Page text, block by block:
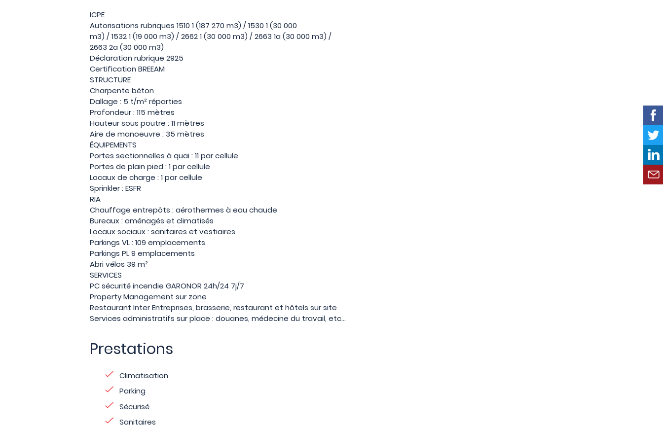
ICPE
Autorisations rubriques 1510 1 (187 270 m3) / 1530 1 (30 000
m3) / 1532 1 (19 000 m3) / 2662 1 (30 000 m3) / 2663 1a (30 000 m3) /
2663 2a (30 000 m3)
Déclaration rubrique 2925
Certification BREEAM
STRUCTURE
Charpente béton
Dallage : 5 t/m² réparties
Profondeur : 115 mètres
Hauteur sous poutre : 11 mètres
Aire de manoeuvre : 35 mètres
ÉQUIPEMENTS
Portes sectionnelles à quai : 11 par cellule
Portes de plain pied : 1 par cellule
Locaux de charge : 1 par cellule
Sprinkler : ESFR
RIA
Chauffage entrepôts : aérothermes à eau chaude
Bureaux : aménagés et climatisés
Locaux sociaux : sanitaires et vestiaires
Parkings VL : 109 emplacements
Parkings PL 9 emplacements
Abri vélos 39 m²
SERVICES
PC sécurité incendie GARONOR 24h/24 7j/7
Property Management sur zone
Restaurant Inter Entreprises, brasserie, restaurant et hôtels sur site
Services administratifs sur place : douanes, médecine du travail, etc...
Prestations
Climatisation
Parking
Sécurisé
Sanitaires